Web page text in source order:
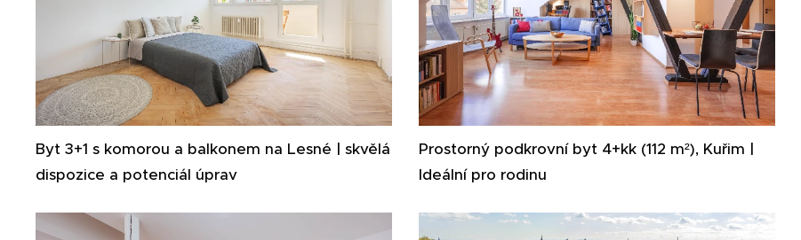
Byt 3+1 s komorou a balkonem na Lesné | skvělá
dispozice a potenciál úprav
Prostorný podkrovní byt 4+kk (112 m²), Kuřim |
Ideální pro rodinu